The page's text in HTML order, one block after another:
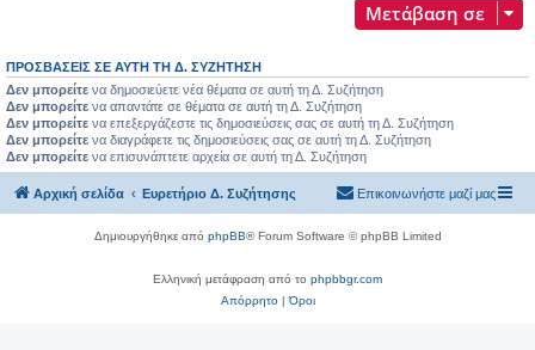
Μετάβαση σε
ΠΡΟΣΒΆΣΕΙΣ ΣΕ ΑΥΤΉ ΤΗ Δ. ΣΥΖΉΤΗΣΗ
Δεν μπορείτε να δημοσιεύετε νέα θέματα σε αυτή τη Δ. Συζήτηση
Δεν μπορείτε να απαντάτε σε θέματα σε αυτή τη Δ. Συζήτηση
Δεν μπορείτε να επεξεργάζεστε τις δημοσιεύσεις σας σε αυτή τη Δ. Συζήτηση
Δεν μπορείτε να διαγράφετε τις δημοσιεύσεις σας σε αυτή τη Δ. Συζήτηση
Δεν μπορείτε να επισυνάπτετε αρχεία σε αυτή τη Δ. Συζήτηση
Αρχική σελίδα Ευρετήριο Δ. Συζήτησης Επικοινωνήστε μαζί μας
Δημιουργήθηκε από phpBB® Forum Software © phpBB Limited
Ελληνική μετάφραση από το phpbbgr.com
Απόρρητο|Όροι